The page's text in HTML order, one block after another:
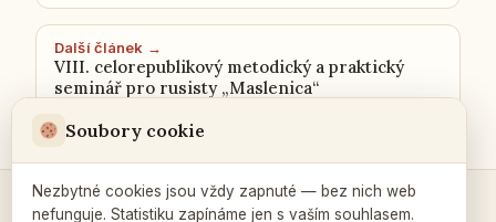
Další článek →
VIII. celorepublikový metodický a praktický
seminář pro rusisty „Maslenica“
Soubory cookie
Nezbytné cookies jsou vždy zapnuté — bez nich web
nefunguje. Statistiku zapínáme jen s vaším souhlasem.